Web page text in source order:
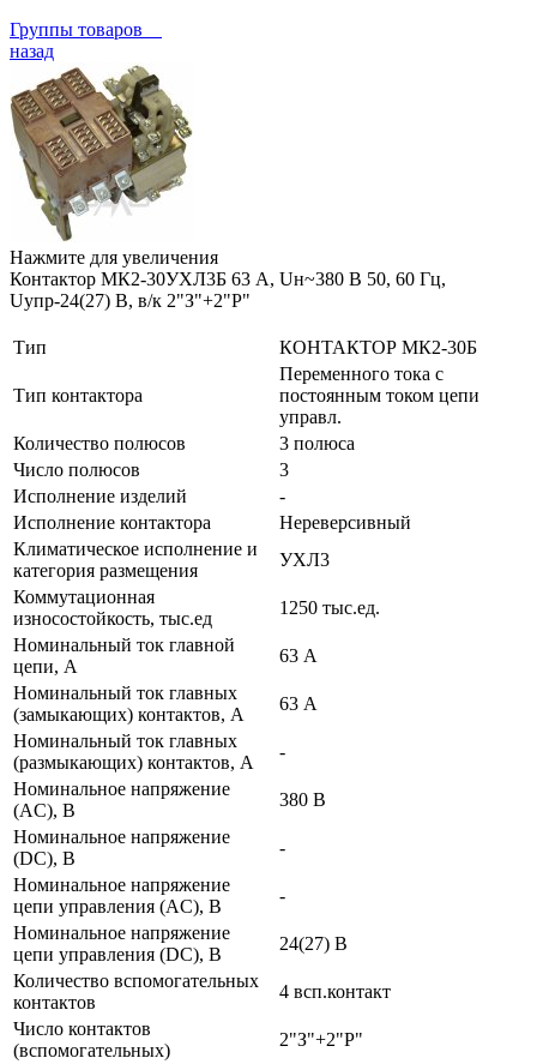
Группы товаров
назад
Нажмите для увеличения
Контактор МК2-30УХЛ3Б 63 А, Uн~380 В 50, 60 Гц,
Uупр-24(27) В, в/к 2"З"+2"Р"
Тип КОНТАКТОР МК2-30Б
Тип контактора
Переменного тока с
постоянным током цепи
управл.
Количество полюсов
3 полюса
Число полюсов
3
Исполнение изделий
-
Исполнение контактора
Нереверсивный
Климатическое исполнение и
категория размещения
УХЛ3
Коммутационная
износостойкость, тыс.ед
1250 тыс.ед.
Номинальный ток главной
цепи, А
63 А
Номинальный ток главных
(замыкающих) контактов, А
63 А
Номинальный ток главных
(размыкающих) контактов, А
-
Номинальное напряжение
(AC), В
380 В
Номинальное напряжение
(DC), В
-
Номинальное напряжение
цепи управления (AC), В
-
Номинальное напряжение
цепи управления (DC), В
24(27) В
Количество вспомогательных
контактов
4 всп.контакт
Число контактов
(вспомогательных)
2"З"+2"Р"